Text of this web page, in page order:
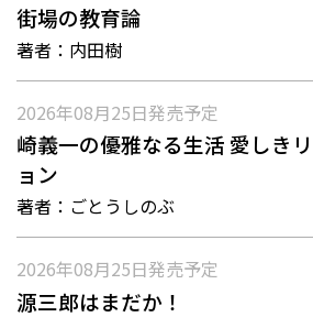
街場の教育論
著者： 内田樹
2026年08月25日発売予定
崎義一の優雅なる生活 愛しき
ョン
著者： ごとうしのぶ
2026年08月25日発売予定
源三郎はまだか！